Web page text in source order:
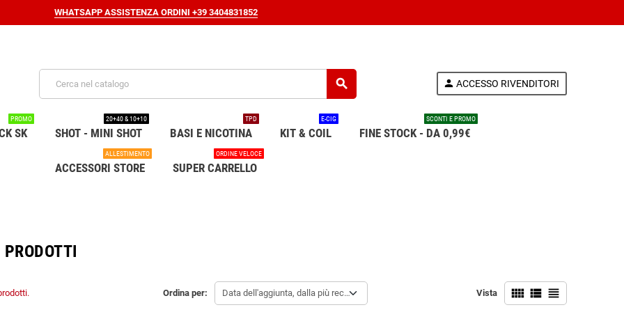
WHATSAPP ASSISTENZA ORDINI +39 3404831852
search person ACCESSO RIVENDITORI
SK
PROMO
SHOT - MINI SHOT
20+40 & 10+10
BASI E NICOTINA
TPD
KIT & COIL
E-CIG
FINE STOCK - DA 0,99€
SCONTI E PROMO
ACCESSORI STORE
ALLESTIMENTO
SUPER CARRELLO
ORDINE VELOCE
Ordina per: Data dell'aggiunta, dalla più recente alla meno recente Vista view_comfy view_list view_headline